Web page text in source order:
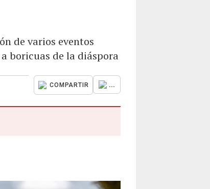
de varios eventos
boricuas de la diáspora
COMPARTIR ...